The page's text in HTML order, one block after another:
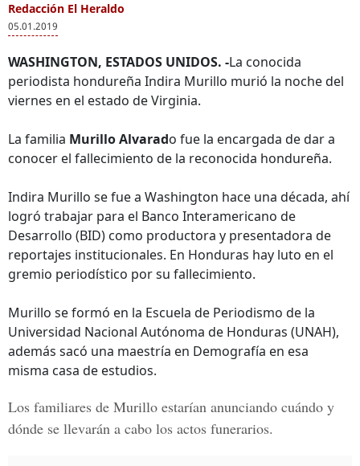
Redacción El Heraldo
05.01.2019
WASHINGTON, ESTADOS UNIDOS. -La conocida
periodista hondureña Indira Murillo murió la noche del
viernes en el estado de Virginia.
La familia Murillo Alvarado fue la encargada de dar a
conocer el fallecimiento de la reconocida hondureña.
Indira Murillo se fue a Washington hace una década, ahí
logró trabajar para el Banco Interamericano de
Desarrollo (BID) como productora y presentadora de
reportajes institucionales. En Honduras hay luto en el
gremio periodístico por su fallecimiento.
Murillo se formó en la Escuela de Periodismo de la
Universidad Nacional Autónoma de Honduras (UNAH),
además sacó una maestría en Demografía en esa
misma casa de estudios.
Los familiares de Murillo estarían anunciando cuándo y
dónde se llevarán a cabo los actos funerarios.